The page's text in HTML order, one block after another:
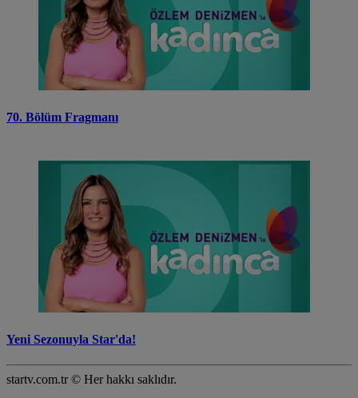
70. Bölüm Fragmanı
Yeni Sezonuyla Star'da!
startv.com.tr © Her hakkı saklıdır.